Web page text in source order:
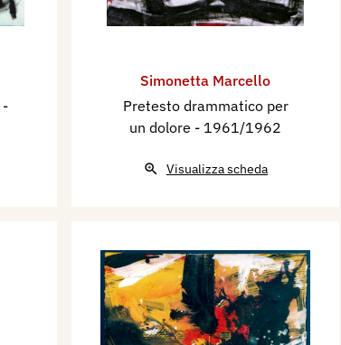
-
Simonetta Marcello
Pretesto drammatico per
un dolore - 1961/1962
Visualizza scheda